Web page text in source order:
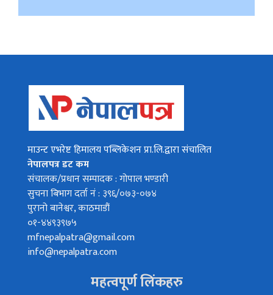
माउन्ट एभरेष्ट हिमालय पब्लिकेशन प्रा.लि.द्वारा संचालित
नेपालपत्र डट कम
संचालक/प्रधान सम्पादक : गोपाल भण्डारी
सुचना बिभाग दर्ता नं : ३९६/०७३-०७४
पुरानो बानेश्वर, काठमाडौं
०१-४४९३९७५
mfnepalpatra@gmail.com
info@nepalpatra.com
महत्वपूर्ण लिंकहरु